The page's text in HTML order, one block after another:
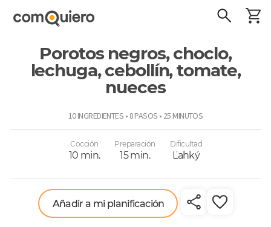
Porotos negros, choclo,
lechuga, cebollín, tomate,
nueces
10 INGREDIENTES • 8 PASOS • 25 MINUTOS
Cocción
10 min.
Preparación
15 min.
Dificultad
Ľahký
Añadir a mi planificación